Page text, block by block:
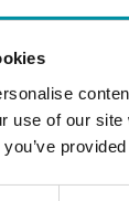
use of our